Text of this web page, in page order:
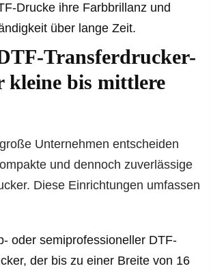
Drucke ihre Farbbrillanz und
über lange Zeit.
Transferdrucker-
kleine bis mittlere
Unternehmen entscheiden
und dennoch zuverlässige
Diese Einrichtungen umfassen
oder semiprofessioneller DTF-
der bis zu einer Breite von 16